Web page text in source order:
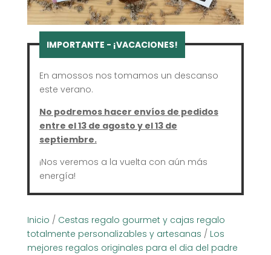
En amossos nos tomamos un descanso
este verano.
No podremos hacer envíos de pedidos
entre el 13 de agosto y el 13 de
septiembre.
¡Nos veremos a la vuelta con aún más
energía!
Inicio / Cestas regalo gourmet y cajas regalo
totalmente personalizables y artesanas / Los
mejores regalos originales para el dia del padre